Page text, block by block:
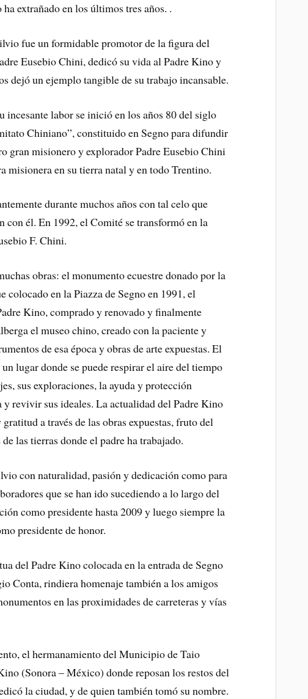
ha extrañado en los últimos tres años. .
fue un formidable promotor de la figura del
Eusebio Chini, dedicó su vida al Padre Kino y
dejó un ejemplo tangible de su trabajo incansable.
incesante labor se inició en los años 80 del siglo
Chiniano”, constituido en Segno para difundir
gran misionero y explorador Padre Eusebio Chini
misionera en su tierra natal y en todo Trentino.
durante muchos años con tal celo que
con él. En 1992, el Comité se transformó en la
F. Chini.
obras: el monumento ecuestre donado por la
colocado en la Piazza de Segno en 1991, el
Kino, comprado y renovado y finalmente
el museo chino, creado con la paciente y
de esa época y obras de arte expuestas. El
lugar donde se puede respirar el aire del tiempo
sus exploraciones, la ayuda y protección
y revivir sus ideales. La actualidad del Padre Kino
a través de las obras expuestas, fruto del
las tierras donde el padre ha trabajado.
con naturalidad, pasión y dedicación como para
que se han ido sucediendo a lo largo del
como presidente hasta 2009 y luego siempre la
presidente de honor.
del Padre Kino colocada en la entrada de Segno
Conta, rindiera homenaje también a los amigos
en las proximidades de carreteras y vías
el hermanamiento del Municipio de Taio
(Sonora – México) donde reposan los restos del
la ciudad, y de quien también tomó su nombre.